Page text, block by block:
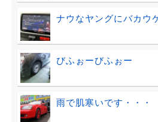
ナウなヤングにバカウ
びふぉーびふぉー
雨で肌寒いです・・・